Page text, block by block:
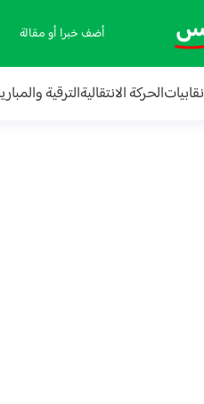
أضف خبرا أو مقالة
نقابياتالحركة الانتقاليةالترقية